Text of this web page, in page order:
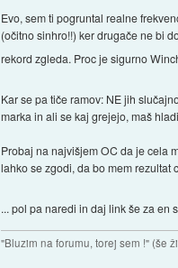
Evo, sem ti pogruntal realne
(očitno sinhro!!) ker drugače ne bi
rekord zgleda. Proc je sigurno
Kar se pa tiče ramov: NE jih
marka in ali se kaj grejejo, maš
Probaj na najvišjem OC da je cela
lahko se zgodi, da bo mem rezultat
... pol pa naredi in daj link še za en
"Bluzim na forumu, torej sem !" (še